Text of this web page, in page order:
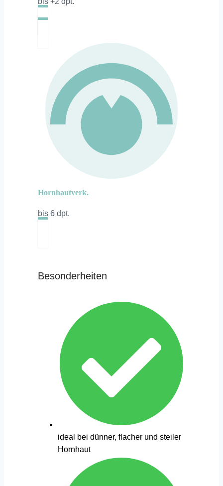
Hornhautverk.
bis 6 dpt.
Besonderheiten
ideal bei dünner, flacher und steiler
Hornhaut